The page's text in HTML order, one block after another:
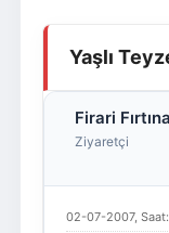
Giriş
Yaşlı
Firari Fırtına
Ziyaretçi
02-07-2007,